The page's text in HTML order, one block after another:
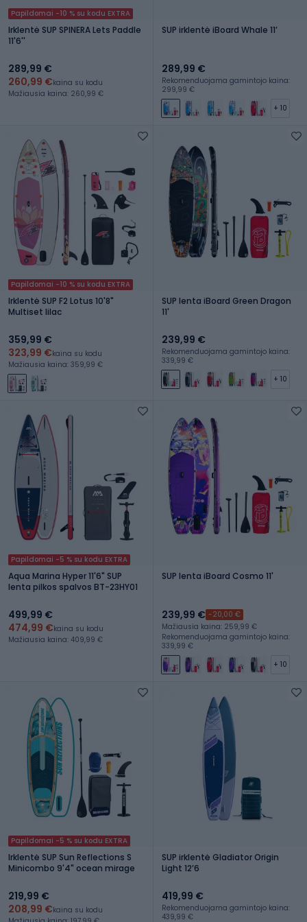
Papildomai -10 % su kodu EXTRA
Irklentė SUP SPINERA Lets Paddle
11'6''
289,99 €
260,99 €kaina su kodu
Mažiausia kaina: 260,99 €
SUP irklentė iBoard Whale 11ʼ
289,99 €
Rekomenduojama gamintojo kaina:
299,99 €
+ 10
Papildomai -10 % su kodu EXTRA
Irklentė SUP F2 Lotus 10'8"
Multiset lilac
359,99 €
323,99 €kaina su kodu
Mažiausia kaina: 359,99 €
SUP lenta iBoard Green Dragon
11'
239,99 €
Rekomenduojama gamintojo kaina:
339,99 €
+ 10
Papildomai -5 % su kodu EXTRA
Aqua Marina Hyper 11'6" SUP
lenta pilkos spalvos BT-23HY01
499,99 €
474,99 €kaina su kodu
Mažiausia kaina: 409,99 €
SUP lenta iBoard Cosmo 11'
239,99 € -20,00 €
Mažiausia kaina: 259,99 €
Rekomenduojama gamintojo kaina:
339,99 €
+ 10
Papildomai -5 % su kodu EXTRA
Irklentė SUP Sun Reflections S
Minicombo 9'4" ocean mirage
219,99 €
208,99 €kaina su kodu
SUP irklentė Gladiator Origin
Light 12ʼ6
419,99 €
Rekomenduojama gamintojo kaina:
439,99 €